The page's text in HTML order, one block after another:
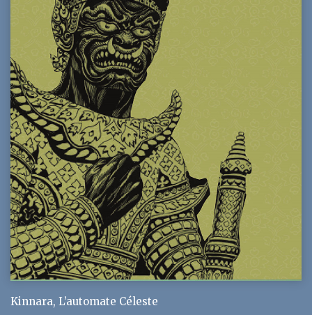
Kinnara, L’automate Céleste